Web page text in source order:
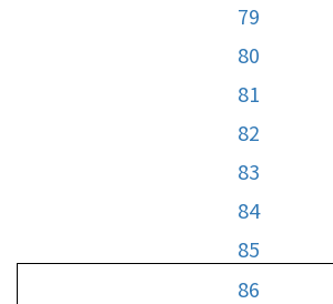
79
80
81
82
83
84
85
86